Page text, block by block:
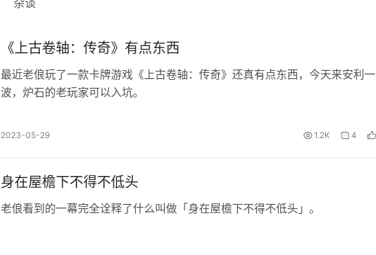
杂谈
《上古卷轴：传奇》有点东西
最近老俍玩了一款卡牌游戏《上古卷轴：传奇》还真有点东西，今天来安利一
波，炉石的老玩家可以入坑。
2023-05-29 1.2K 4
身在屋檐下不得不低头
老俍看到的一幕完全诠释了什么叫做「身在屋檐下不得不低头」。